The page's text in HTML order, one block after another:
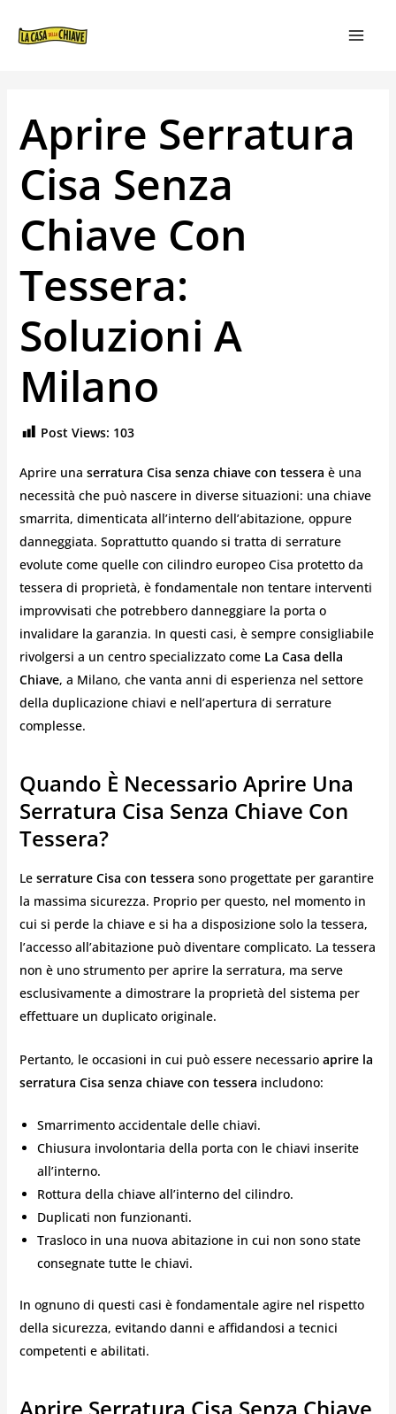
Aprire Serratura
Cisa Senza
Chiave Con
Tessera:
Soluzioni A
Milano
Post Views: 103
Aprire una serratura Cisa senza chiave con tessera è una
necessità che può nascere in diverse situazioni: una chiave
smarrita, dimenticata all’interno dell’abitazione, oppure
danneggiata. Soprattutto quando si tratta di serrature
evolute come quelle con cilindro europeo Cisa protetto da
tessera di proprietà, è fondamentale non tentare interventi
improvvisati che potrebbero danneggiare la porta o
invalidare la garanzia. In questi casi, è sempre consigliabile
rivolgersi a un centro specializzato come La Casa della
Chiave, a Milano, che vanta anni di esperienza nel settore
della duplicazione chiavi e nell’apertura di serrature
complesse.
Quando È Necessario Aprire Una
Serratura Cisa Senza Chiave Con
Tessera?
Le serrature Cisa con tessera sono progettate per garantire
la massima sicurezza. Proprio per questo, nel momento in
cui si perde la chiave e si ha a disposizione solo la tessera,
l’accesso all’abitazione può diventare complicato. La tessera
non è uno strumento per aprire la serratura, ma serve
esclusivamente a dimostrare la proprietà del sistema per
effettuare un duplicato originale.
Pertanto, le occasioni in cui può essere necessario aprire la
serratura Cisa senza chiave con tessera includono:
Smarrimento accidentale delle chiavi.
Chiusura involontaria della porta con le chiavi inserite
all’interno.
Rottura della chiave all’interno del cilindro.
Duplicati non funzionanti.
Trasloco in una nuova abitazione in cui non sono state
consegnate tutte le chiavi.
In ognuno di questi casi è fondamentale agire nel rispetto
della sicurezza, evitando danni e affidandosi a tecnici
competenti e abilitati.
ARTICOLI